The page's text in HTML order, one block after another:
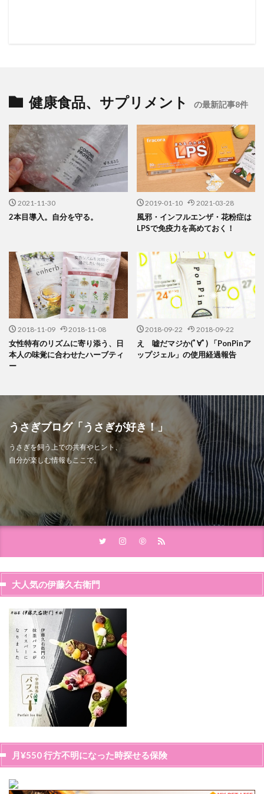
健康食品、サプリメント の最新記事8件
2021-11-30
2本目導入。自分を守る。
2019-01-10 2021-03-28
風邪・インフルエンザ・花粉症は
LPSで免疫力を高めておく！
2018-11-09 2018-11-08
女性特有のリズムに寄り添う、日
本人の味覚に合わせたハーブティ
ー
2018-09-22 2018-09-22
え 嘘だマジか(ﾟ∀ﾟ) 「PonPinア
ップジェル」の使用経過報告
うさぎブログ「うさぎが好き！」
うさぎを飼う上での共有やヒント、
自分が楽しむ情報もここで。
大人気の伊藤久右衛門
月¥550 行方不明になった時探せる保険